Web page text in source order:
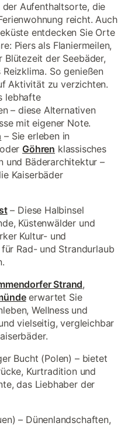
Aufenthaltsorte, die
reicht. Auch
entdecken Sie Orte
Piers als Flaniermeilen,
Blütezeit der Seebäder,
So genießen
Aktivität zu verzichten.
lebhafte
– diese Alternativen
mit eigener Note.
– Sie erleben in
oder Göhren klassisches
und Bäderarchitektur –
Kaiserbäder
– Diese Halbinsel
Küstenwälder und
Kultur- und
Rad- und Strandurlaub
Strand,
erwartet Sie
Wellness und
vielseitig, vergleichbar
Bucht (Polen) – bietet
Kurtradition und
das Liebhaber der
– Dünenlandschaften,